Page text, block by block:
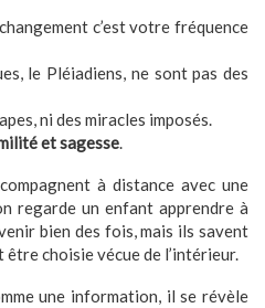
c’est votre fréquence
le Pléiadiens, ne sont pas des
ni des miracles imposés.
et sagesse.
à distance avec une
regarde un enfant apprendre à
bien des fois, mais ils savent
choisie vécue de l’intérieur.
une information, il se révèle